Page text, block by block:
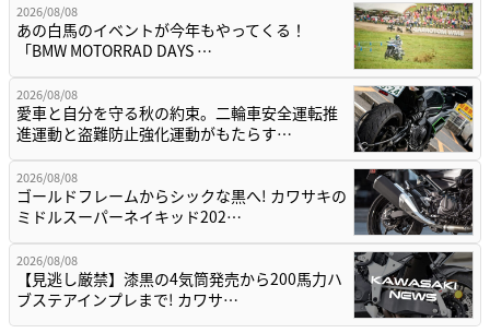
2026/08/08
あの白馬のイベントが今年もやってくる！
「BMW MOTORRAD DAYS …
2026/08/08
愛車と自分を守る秋の約束。二輪車安全運転推
進運動と盗難防止強化運動がもたらす…
2026/08/08
ゴールドフレームからシックな黒へ! カワサキの
ミドルスーパーネイキッド202…
2026/08/08
【見逃し厳禁】漆黒の4気筒発売から200馬力ハ
ブステアインプレまで! カワサ…